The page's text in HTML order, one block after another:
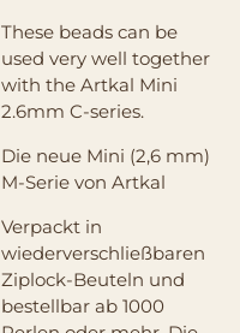
These beads can be
used very well together
with the Artkal Mini
2.6mm C-series.
Die neue Mini (2,6 mm)
M-Serie von Artkal
Verpackt in
wiederverschließbaren
Ziplock-Beuteln und
bestellbar ab 1000